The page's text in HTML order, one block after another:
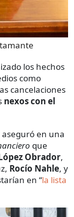
los hechos
como
cancelaciones
nexos con el
aseguró en una
que
Obrador,
Rocío Nahle, y
en “la lista